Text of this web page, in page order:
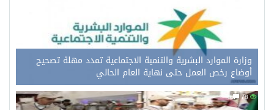
وزارة الموارد البشرية والتنمية الاجتماعية تمدد مهلة تصحيح
أوضاع رخص العمل حتى نهاية العام الحالي
78
0